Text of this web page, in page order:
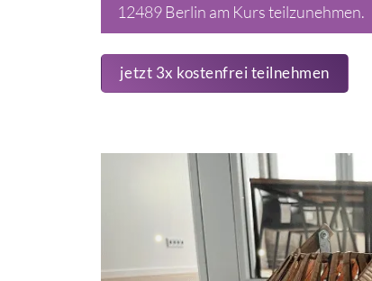
12489 Berlin am Kurs teilzunehmen.
jetzt 3x kostenfrei teilnehmen